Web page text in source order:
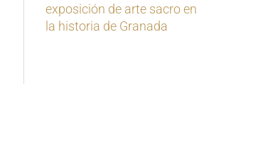
exposición de arte sacro en
la historia de Granada